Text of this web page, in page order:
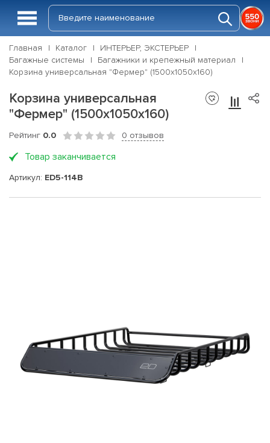
Главная Каталог
ИНТЕРЬЕР, ЭКСТЕРЬЕР
Багажные системы
Багажники и крепежный материал
Корзина универсальная "Фермер" (1500х1050х160)
Корзина универсальная
"Фермер" (1500х1050х160)
Рейтинг 0.0 0 отзывов
Товар заканчивается
Артикул: ED5-114B